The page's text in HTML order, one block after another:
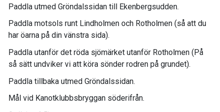
Paddla utmed Gröndalssidan till Ekenbergsudden.
Paddla motsols runt Lindholmen och Rotholmen (så att du
har öarna på din vänstra sida).
Paddla utanför det röda sjömärket utanför Rotholmen (På
så sätt undviker vi att köra sönder rodren på grundet).
Paddla tillbaka utmed Gröndalssidan.
Mål vid Kanotklubbsbryggan söderifrån.